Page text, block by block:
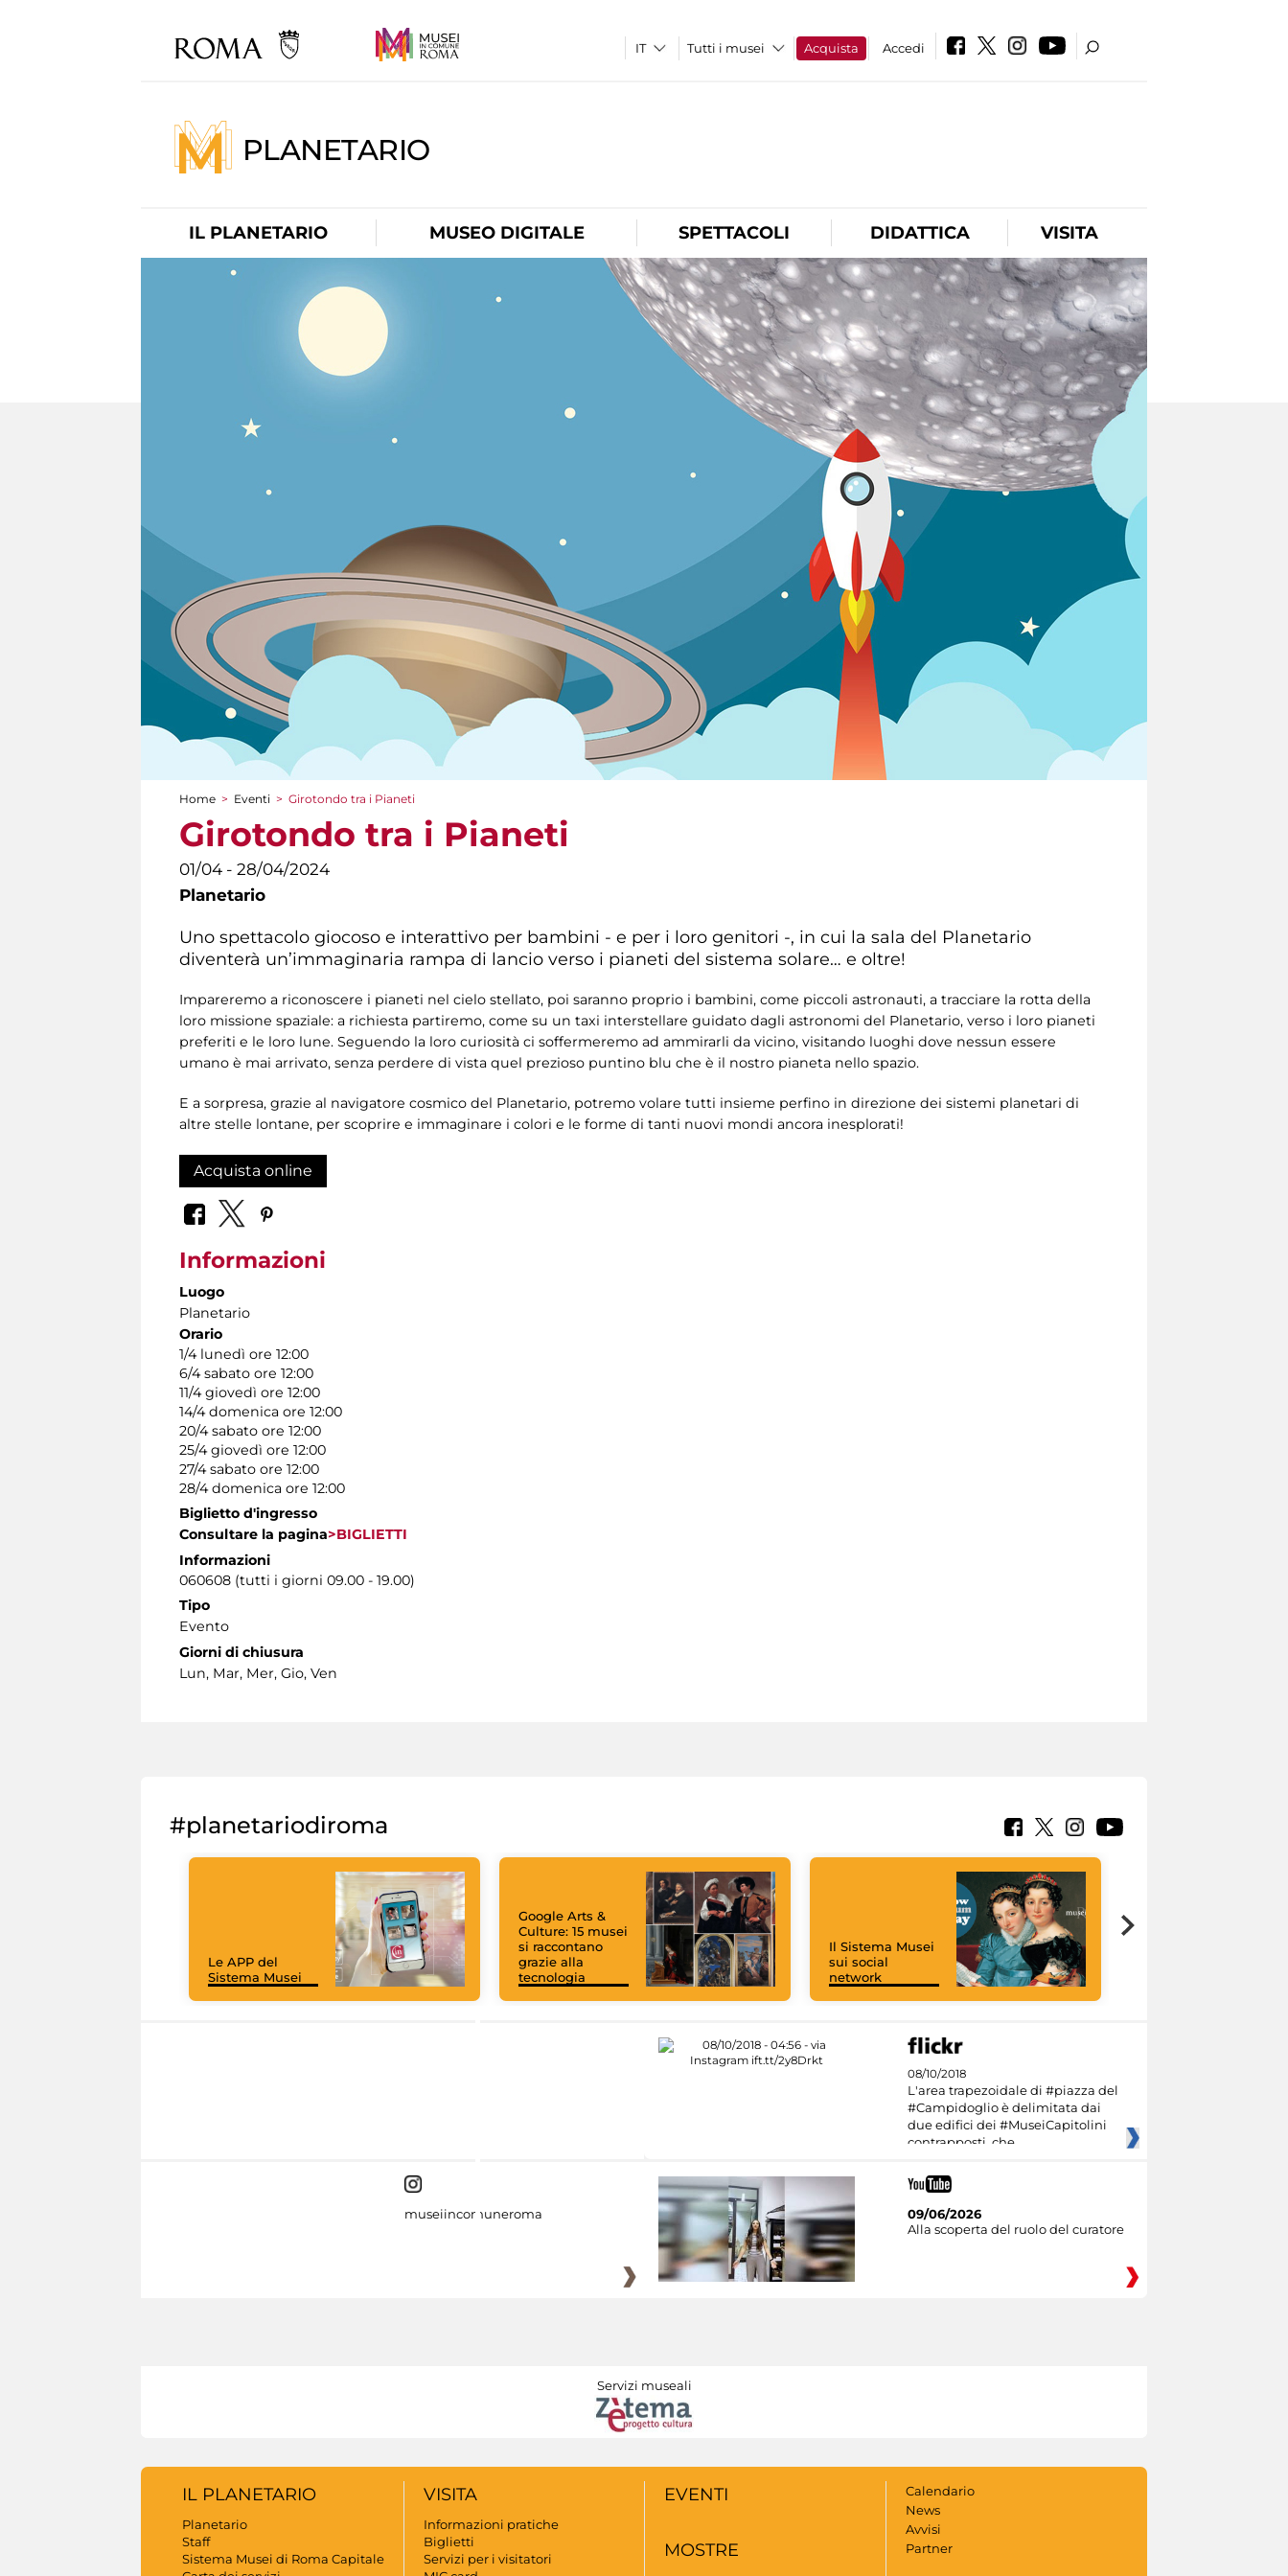
Tutti i musei Acquista Accedi
PLANETARIO
IL PLANETARIO MUSEO DIGITALE SPETTACOLI DIDATTICA VISITA
Tu sei qui
Home > Eventi > Girotondo tra i Pianeti
Girotondo tra i Pianeti
01/04 - 28/04/2024
Planetario
Uno spettacolo giocoso e interattivo per bambini - e per i loro genitori -, in cui la sala del Planetario
diventerà un’immaginaria rampa di lancio verso i pianeti del sistema solare… e oltre!
Impareremo a riconoscere i pianeti nel cielo stellato, poi saranno proprio i bambini, come piccoli astronauti, a tracciare la rotta della
loro missione spaziale: a richiesta partiremo, come su un taxi interstellare guidato dagli astronomi del Planetario, verso i loro pianeti
preferiti e le loro lune. Seguendo la loro curiosità ci soffermeremo ad ammirarli da vicino, visitando luoghi dove nessun essere
umano è mai arrivato, senza perdere di vista quel prezioso puntino blu che è il nostro pianeta nello spazio.
E a sorpresa, grazie al navigatore cosmico del Planetario, potremo volare tutti insieme perfino in direzione dei sistemi planetari di
altre stelle lontane, per scoprire e immaginare i colori e le forme di tanti nuovi mondi ancora inesplorati!
Acquista online
Informazioni
Luogo
Planetario
Orario
1/4 lunedì ore 12:00
6/4 sabato ore 12:00
11/4 giovedì ore 12:00
14/4 domenica ore 12:00
20/4 sabato ore 12:00
25/4 giovedì ore 12:00
27/4 sabato ore 12:00
28/4 domenica ore 12:00
Biglietto d'ingresso
Consultare la pagina>BIGLIETTI
Informazioni
060608 (tutti i giorni 09.00 - 19.00)
Tipo
Evento
Giorni di chiusura
Lun, Mar, Mer, Gio, Ven
#planetariodiroma
Le APP del
Sistema Musei
Google Arts &
Culture: 15 musei
si raccontano
grazie alla
tecnologia
Il Sistema Musei
sui social
network
08/10/2018
L'area trapezoidale di #piazza del
#Campidoglio è delimitata dai
due edifici dei #MuseiCapitolini
contrapposti, che
museiincomuneroma
09/06/2026
Alla scoperta del ruolo del curatore
Servizi museali
IL PLANETARIO
Planetario
Staff
Sistema Musei di Roma Capitale
VISITA
Informazioni pratiche
Biglietti
Servizi per i visitatori
EVENTI
MOSTRE
Calendario
News
Avvisi
Partner